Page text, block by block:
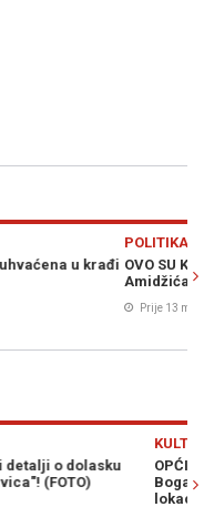
BiH: Pored
UČVRSTILI
na tri festivalske